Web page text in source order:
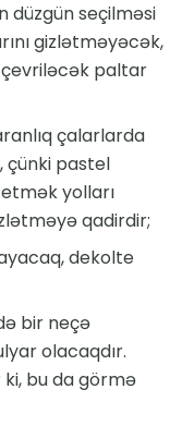
düzgün seçilməsi
gizlətməyəcək,
paltar
çalarlarda
çünki pastel
yolları
qadirdir;
dekolte
bir neçə
olacaqdır.
bu da görmə